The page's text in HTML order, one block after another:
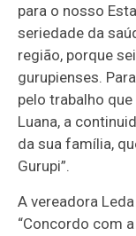
para o nosso
seriedade da
região, porque
gurupienses.
pelo trabalho
Luana, a
da sua família,
Gurupi”.
A vereadora
“Concordo com